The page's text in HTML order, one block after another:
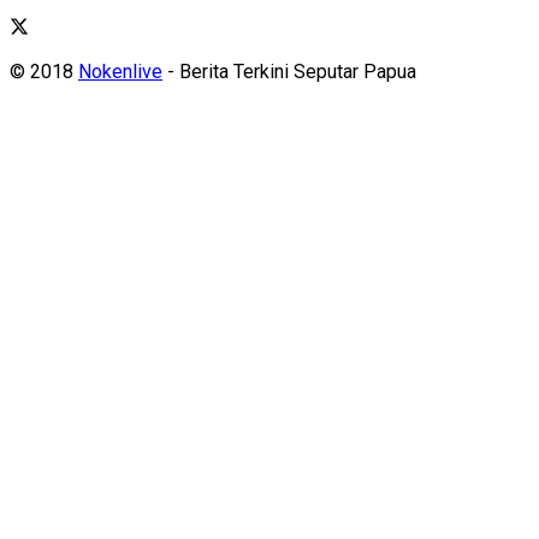
© 2018 Nokenlive - Berita Terkini Seputar Papua